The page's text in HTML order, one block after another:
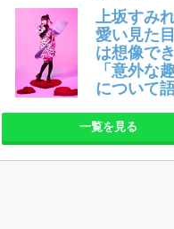
上坂すみ
愛い見た
は想像で
「意外な
について
一覧を見る